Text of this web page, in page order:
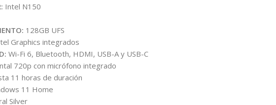
Intel N150
128GB UFS
Graphics integrados
Wi-Fi 6, Bluetooth, HDMI, USB-A y USB-C
720p con micrófono integrado
11 horas de duración
11 Home
Silver